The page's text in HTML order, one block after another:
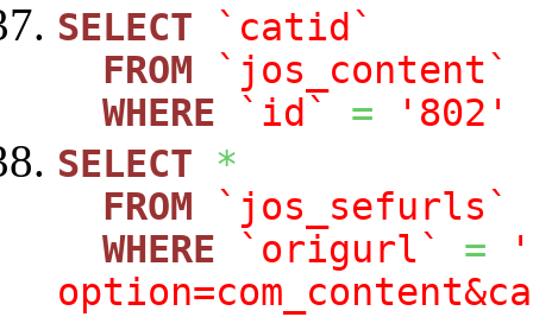
SELECT
`catid`
FROM
`jos_content`
WHERE
`id` =
'802'
SELECT
*
FROM
`jos_sefurls`
WHERE
`origurl` =